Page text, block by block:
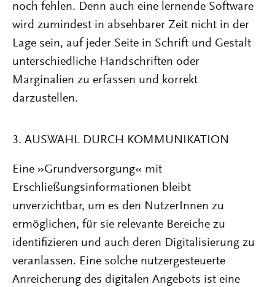
noch fehlen. Denn auch eine lernende Software
wird zumindest in absehbarer Zeit nicht in der
Lage sein, auf jeder Seite in Schrift und Gestalt
unterschiedliche Handschriften oder
Marginalien zu erfassen und korrekt
darzustellen.
3. AUSWAHL DURCH KOMMUNIKATION
Eine »Grundversorgung« mit
Erschließungsinformationen bleibt
unverzichtbar, um es den NutzerInnen zu
ermöglichen, für sie relevante Bereiche zu
identifizieren und auch deren Digitalisierung zu
veranlassen. Eine solche nutzergesteuerte
Anreicherung des digitalen Angebots ist eine